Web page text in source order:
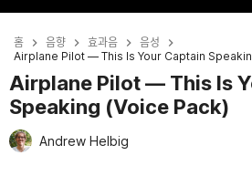
홈 음향 효과음
음성
Airplane Pilot — This Is Your Captain
Airplane Pilot — This Is
Speaking (Voice Pack)
Andrew Helbig